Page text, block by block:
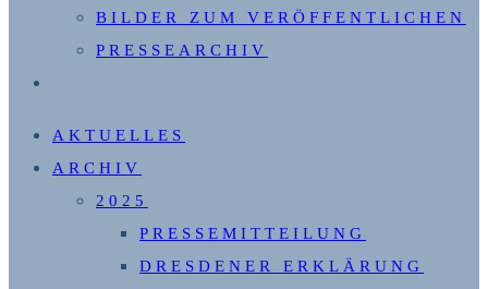
BILDER ZUM VERÖFFENTLICHEN
PRESSEARCHIV
UMSCHALTEN
AKTUELLES
ARCHIV
2025
PRESSEMITTEILUNG
DRESDENER ERKLÄRUNG